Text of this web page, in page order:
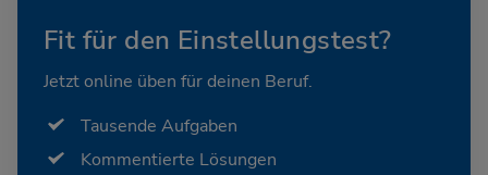
Fit für den Einstellungstest?
Jetzt online üben für deinen Beruf.
Tausende Aufgaben
Kommentierte Lösungen